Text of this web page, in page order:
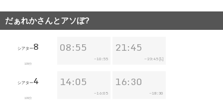
だぁれかさんとアソぼ?
シアター8
109分
08:55
~10:55
21:45
~ 23:45 [L]
シアター4
109分
14:05
~16:05
16:30
~18:30